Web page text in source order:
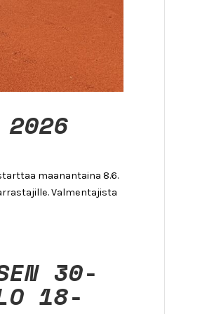
2026
maanantaina 8.6.
Valmentajista
30-
18-